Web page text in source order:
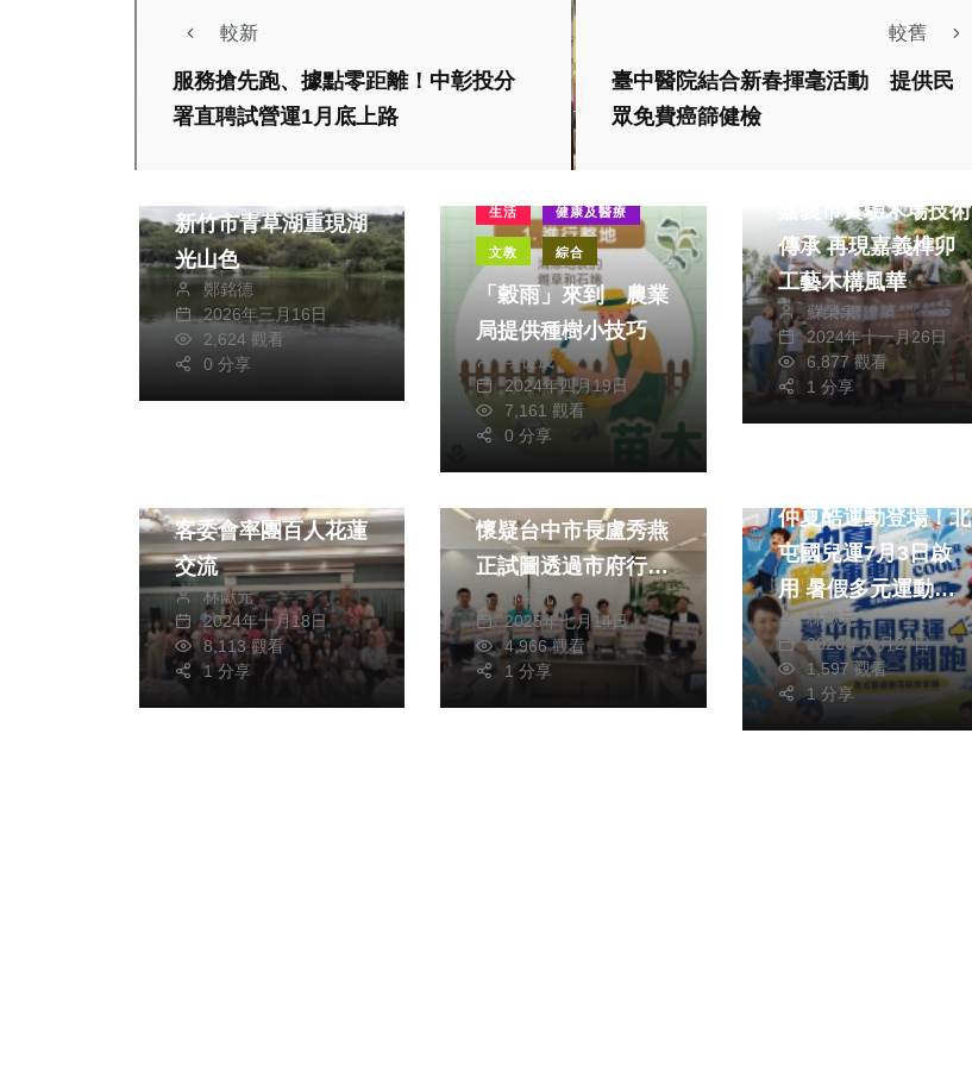
較新
服務搶先跑、據點零距離！中彰投分
署直聘試營運1月底上路
較舊
臺中醫院結合新春揮毫活動 提供民
眾免費癌篩健檢
新竹市青草湖重現湖
光山色
鄭銘德
2026年三月16日
2,624 觀看
0 分享
生活 健康及醫療
文教 綜合
「穀雨」來到 農業
局提供種樹小技巧
季從茂
2024年四月19日
7,161 觀看
0 分享
嘉義市實驗木場技術
傳承 再現嘉義榫卯
工藝木構風華
蘇榮泉
2024年十一月26日
6,877 觀看
1 分享
客委會率團百人花蓮
交流
林獻元
2024年十月18日
8,113 觀看
1 分享
懷疑台中市長盧秀燕
正試圖透過市府行政
優勢操控罷免投票走
向 臺中市選舉委員
會：第11屆立法委
員臺中市第四、五、
林獻元
2025年七月14日
4,966 觀看
1 分享
仲夏酷運動登場！北
屯國兒運7月3日啟
用 暑假多元運動課
程陪孩子放電
林獻元
2026年六月27日
1,597 觀看
1 分享